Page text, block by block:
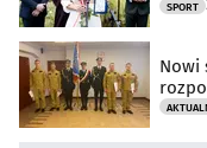
SPORT
Nowi